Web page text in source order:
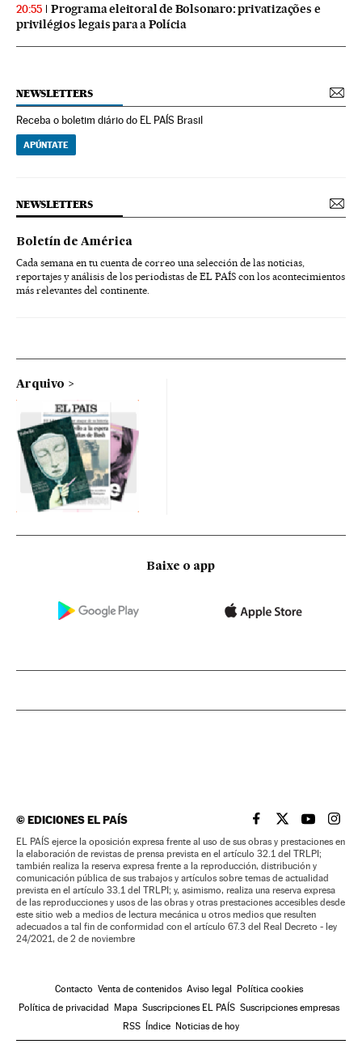
20:55
Programa eleitoral de Bolsonaro: privatizações e
privilégios legais para a Polícia
NEWSLETTERS
Receba o boletim diário do EL PAÍS Brasil
APÚNTATE
NEWSLETTERS
Boletín de América
Cada semana en tu cuenta de correo una selección de las noticias,
reportajes y análisis de los periodistas de EL PAÍS con los acontecimientos
más relevantes del continente.
Arquivo
Baixe o app
©EDICIONES EL PAÍS EL PAÍS BRASIL EN
EL PAÍSEL PAÍS
EL
EL PAÍS ejerce la oposición expresa frente al uso de sus obras y prestaciones en
la elaboración de revistas de prensa prevista en el artículo 32.1 del TRLPI;
también realiza la reserva expresa frente a la reproducción, distribución y
comunicación pública de sus trabajos y artículos sobre temas de actualidad
prevista en el artículo 33.1 del TRLPI; y, asimismo, realiza una reserva expresa
de las reproducciones y usos de las obras y otras prestaciones accesibles desde
este sitio web a medios de lectura mecánica u otros medios que resulten
adecuados a tal fin de conformidad con el artículo 67.3 del Real Decreto - ley
24/2021, de 2 de noviembre
Contacto Venta de contenidos Aviso legal
Política cookies
Política de privacidad
Mapa Suscripciones EL PAÍS Suscripciones empresas
RSS
Índice Noticias de hoy